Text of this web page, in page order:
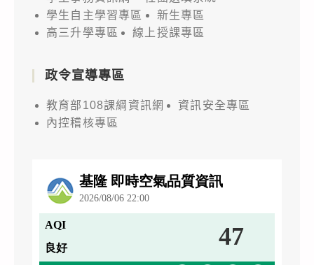
學生自主學習專區
新生專區
高三升學專區
線上授課專區
政令宣導專區
教育部108課綱資訊網
資訊安全專區
內控稽核專區